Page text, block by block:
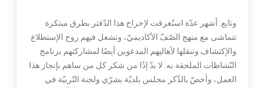
وتابع: أشهر عدّة استُغرقت لإخراج هذا الدّفتر بطرق مبتكرة
تتماشى مع منهج الصّفّ الأكاديميّ، وتشعل فيهم روح الإستطلاع
والإكتشاف وتنقلها لأهاليهم المدعوين أيضًا لمشاركتهم برنامج
النّشاطات الملحقة به. لا بدّ إذًا من شكر كل من ساهم بإنجاز هذا
العمل، وأخصّ بالذّكر مجلس بلديّة بشرّي ولجنة التّربيّة في